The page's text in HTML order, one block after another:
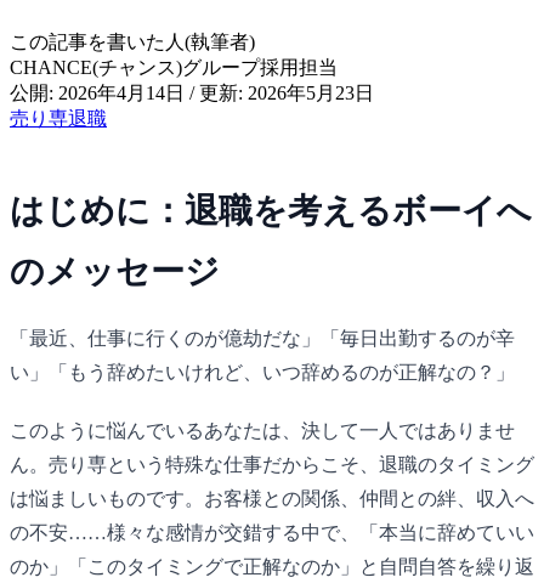
この記事を書いた人(執筆者)
CHANCE(チャンス)グループ採用担当
公開: 2026年4月14日 / 更新: 2026年5月23日
売り専退職
はじめに：退職を考えるボーイへ
のメッセージ
「最近、仕事に行くのが億劫だな」「毎日出勤するのが辛
い」「もう辞めたいけれど、いつ辞めるのが正解なの？」
このように悩んでいるあなたは、決して一人ではありませ
ん。売り専という特殊な仕事だからこそ、退職のタイミング
は悩ましいものです。お客様との関係、仲間との絆、収入へ
の不安……様々な感情が交錯する中で、「本当に辞めていい
のか」「このタイミングで正解なのか」と自問自答を繰り返